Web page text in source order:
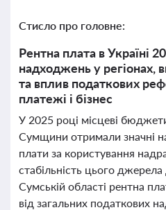
Стисло про головне:
Рентна плата в Україні
надходжень у регіонах,
та вплив податкових
платежі і бізнес
У 2025 році місцеві
Сумщини отримали значні
плати за користування
стабільність цього
Сумській області рентна
від загальних податкових